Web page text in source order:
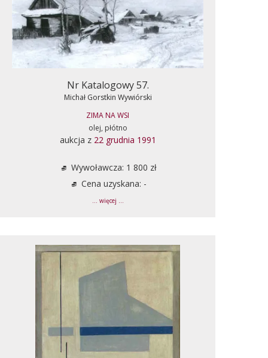
Nr Katalogowy 57.
Michał Gorstkin Wywiórski
ZIMA NA WSI
olej, płótno
aukcja z 22 grudnia 1991
Wywoławcza: 1 800 zł
Cena uzyskana: -
... więcej ...